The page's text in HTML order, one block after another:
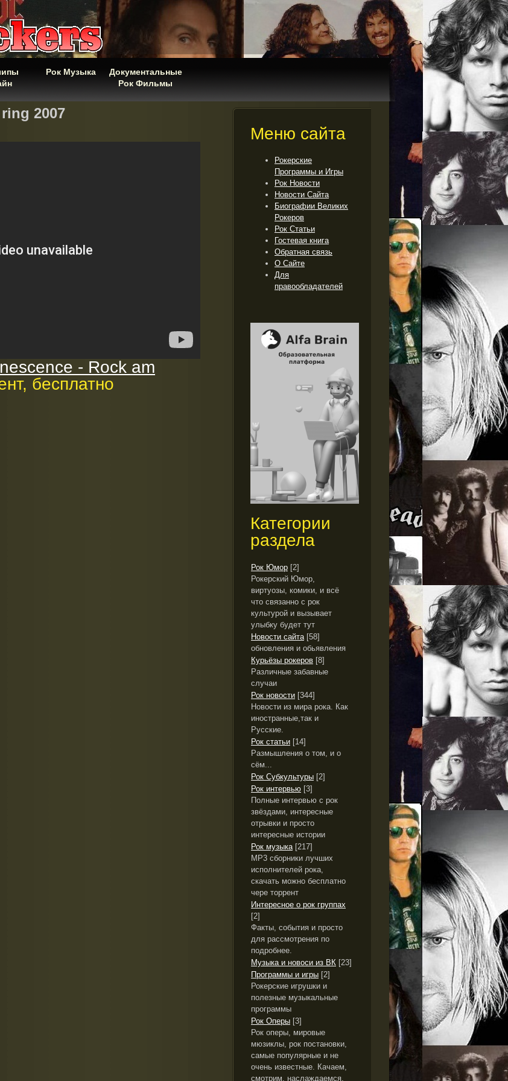
Рок Музыка
Документальные
Рок Фильмы
2007
- Rock am
бесплатно
Меню сайта
Рокерские
Программы и Игры
Рок Новости
Новости Сайта
Биографии Великих
Рокеров
Рок Cтатьи
Гостевая книга
Обратная связь
О Сайте
Для
правообладателей
Категории
раздела
Рок Юмор [2]
Рокерский Юмор,
виртуозы, комики, и всё
что связанно с рок
культурой и вызывает
улыбку будет тут
Новости сайта [58]
обновления и обьявления
Курьёзы рокеров [8]
Различные забавные
случаи
Рок новости [344]
Новости из мира рока. Как
иностранные,так и
Русские.
Рок статьи [14]
Размышления о том, и о
сём...
Рок Субкультуры [2]
Рок интервью [3]
Полные интервью с рок
звёздами, интересные
отрывки и просто
интересные истории
Рок музыка [217]
MP3 сборники лучших
исполнителей рока,
скачать можно бесплатно
чере торрент
Интересное о рок группах
[2]
Факты, события и просто
для рассмотрения по
подробнее.
Музыка и новоси из ВК [23]
Программы и игры [2]
Рокерские игрушки и
полезные музыкальные
программы
Рок Оперы [3]
Рок оперы, мировые
мюзиклы, рок постановки,
самые популярные и не
очень известные. Качаем,
смотрим, наслаждаемся.